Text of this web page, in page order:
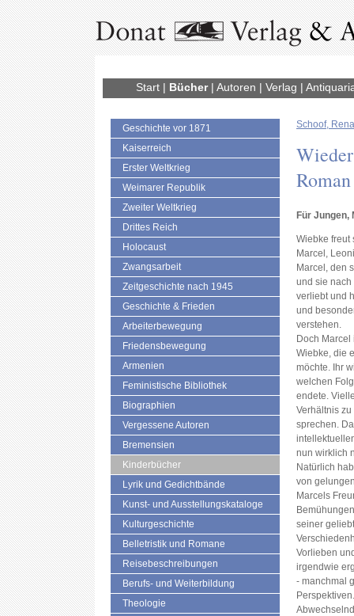
Start| Bücher| Autoren | Verlag |
Geschichte vor 1871
Kaiserreich
Erster Weltkrieg
Weimarer Republik
Zweiter Weltkrieg
Drittes Reich
Holocaust
Zwangsarbeit
Zeitgeschichte nach 1945
Geschichte & Frieden
Arbeiterbewegung
Friedensbewegung
Armenien
Feministische Bibliothek
Biographien
Vergessene Autoren
Bremensien
Kinderbücher
Lyrik und Gedichtbände
Kunst- und Ausstellungskataloge
Kulturgeschichte
Belletristik und Romane
Reisebeschreibungen
Berufs- und Weiterbildung
Theologie
Schoof,
Roman
Für Jungen,
Wiebke freut
Marcel,
Marcel, den
und sie
verliebt und
und
verstehen.
Doch
Wiebke, die
möchte. Ihr
welchen
endete.
Verhältnis
sprechen.
nun wirklich
Natürlich
von
Marcels
seiner
Vorlieben
irgendwie
- manchmal
Perspektiven.